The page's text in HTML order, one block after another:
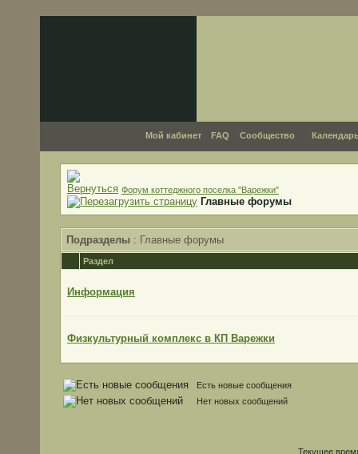
Мой кабинет FAQ Сообщество
Форум коттеджного поселка "Варежки"
Главные форумы
Подразделы : Главные форумы
Раздел
Информация
Физкультурный комплекс в КП Варежки
Есть новые сообщения
Нет новых сообщений
Текущее